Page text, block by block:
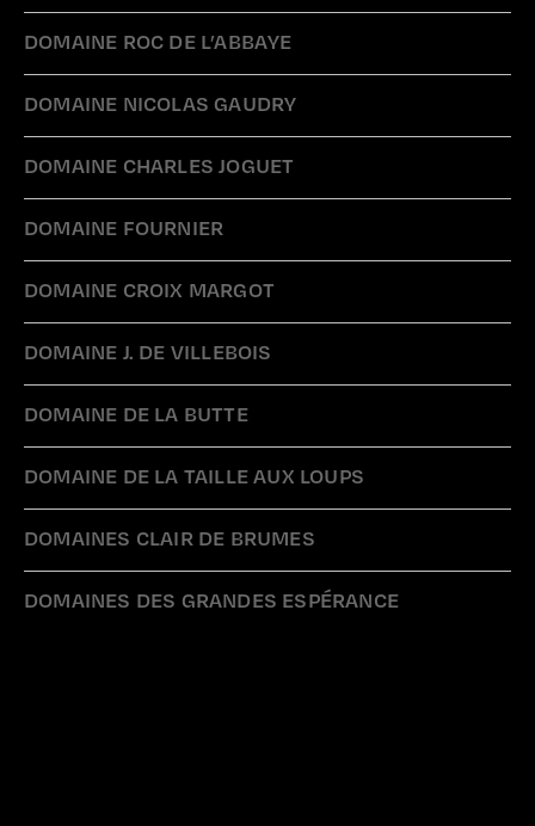
DOMAINE ROC DE L’ABBAYE
DOMAINE NICOLAS GAUDRY
DOMAINE CHARLES JOGUET
DOMAINE FOURNIER
DOMAINE CROIX MARGOT
DOMAINE J. DE VILLEBOIS
DOMAINE DE LA BUTTE
DOMAINE DE LA TAILLE AUX LOUPS
DOMAINES CLAIR DE BRUMES
DOMAINES DES GRANDES ESPÉRANCE